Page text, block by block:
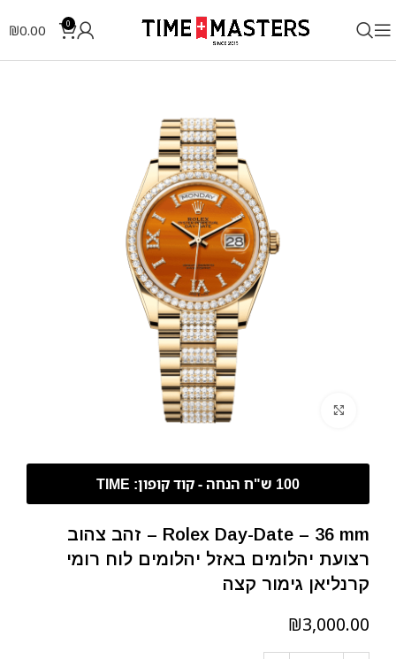
0
₪0.00
Rolex Day-Date – 36 mm – זהב צהוב
רצועת יהלומים באזל יהלומים לוח רומי
קרנליאן גימור קצה
₪